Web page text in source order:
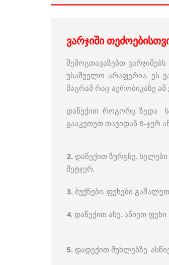
ვარჯიში
შემოგთავაზებთ
უსაშველო არაფერია. ეს
მაგრამ რაც აერობიკაზე
დაწექით როგორც ზედა
გააკეთეთ თავიდან 8-ჯერ
2. დაწექით ზურგზე.
მეტჯერ.
3. ბუქნები. ფეხები
4. დაწექით ასე. აწიეთ
5. დადექით მუხლებზე.